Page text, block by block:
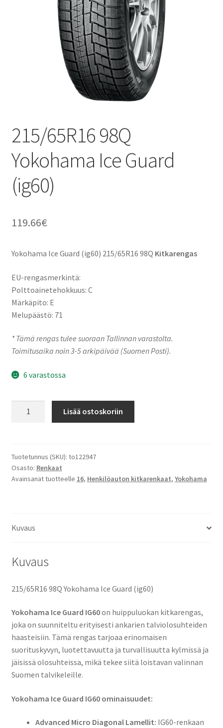
215/65R16 98Q
Yokohama Ice Guard
(ig60)
119.66€
Yokohama Ice Guard (ig60) 215/65R16 98Q Kitkarengas
EU-rengasmerkintä:
Polttoainetehokkuus: C
Märkäpito: E
Melupäästö: 71
* Tämä rengas tulee suoraan Tallinnan varastolta.
Toimitusaika noin 3-5 arkipäivää (Suomen Posti).
6 varastossa
Guard
(ig60)
määrä
Lisää ostoskoriin
Tuotetunnus (SKU): to122947
Osasto: Renkaat
Avainsanat tuotteelle 16, Henkilöauton kitkarenkaat, Yokohama
Kuvaus
Kuvaus
215/65R16 98Q Yokohama Ice Guard (ig60)
Yokohama Ice Guard IG60on huippuluokan kitkarengas,
joka on suunniteltu erityisesti ankarien talviolosuhteiden
haasteisiin. Tämä rengas tarjoaa erinomaisen
suorituskyvyn, luotettavuutta ja turvallisuutta kylmissä ja
jäisissä olosuhteissa, mikä tekee siitä loistavan valinnan
Suomen talvikeleille.
Yokohama Ice Guard IG60 ominaisuudet:
Advanced Micro Diagonal Lamellit: IG60-renkaan